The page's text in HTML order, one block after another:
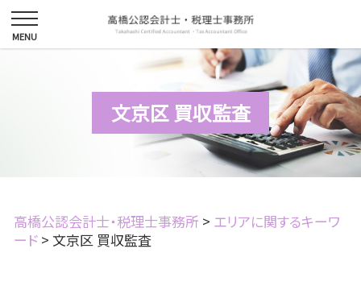
文京区 買収監査
高橋公認会計士・税理士事務所 > エリアに関するキーワ
ード > 文京区 買収監査